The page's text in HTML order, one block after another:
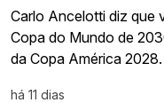
Carlo Ancelotti diz que
Copa do Mundo de
da Copa América 2028.
há 11 dias